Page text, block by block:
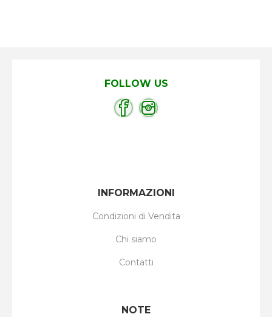
FOLLOW US
INFORMAZIONI
Condizioni di Vendita
Chi siamo
Contatti
NOTE